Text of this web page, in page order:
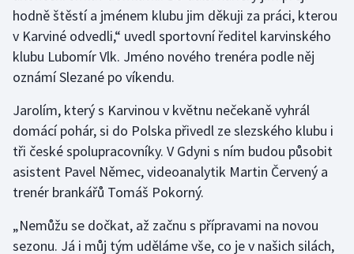
Golf
Gymnastika
Házená
Jezdectví
Judo
Krasobruslení
Lezení
hodně štěstí a jménem klubu jim děkuji za práci, kterou
v Karviné odvedli,“ uvedl sportovní ředitel karvinského
klubu Lubomír Vlk. Jméno nového trenéra podle něj
oznámí Slezané po víkendu.
Jarolím, který s Karvinou v květnu nečekaně vyhrál
domácí pohár, si do Polska přivedl ze slezského klubu i
tři české spolupracovníky. V Gdyni s ním budou působit
asistent Pavel Němec, videoanalytik Martin Červený a
trenér brankářů Tomáš Pokorný.
„Nemůžu se dočkat, až začnu s přípravami na novou
sezonu. Já i můj tým uděláme vše, co je v našich silách,